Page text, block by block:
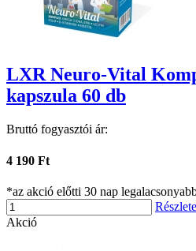
LXR Neuro-Vital
kapszula 60 db
Bruttó fogyasztói ár:
4 190 Ft
*az akció előtti 30 nap
Akció